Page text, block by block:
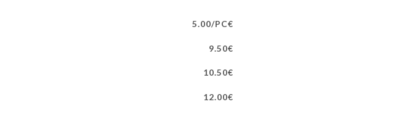
5.00/PC€
9.50€
10.50€
12.00€